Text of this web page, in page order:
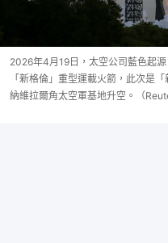
2026年4月19日，太空公司藍色起
「新格倫」重型運載火箭，此次是
納維拉爾角太空軍基地升空。（